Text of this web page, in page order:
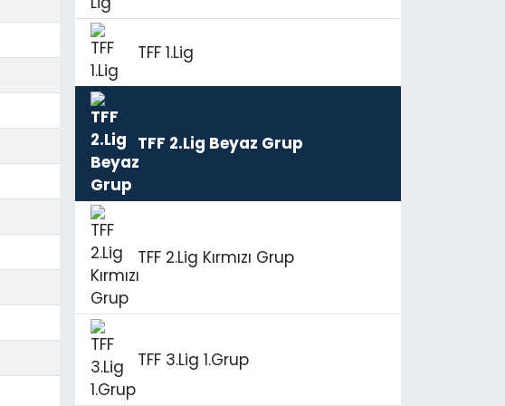
TFF 1.Lig
TFF 2.Lig Beyaz Grup
TFF 2.Lig Kırmızı Grup
TFF 3.Lig 1.Grup